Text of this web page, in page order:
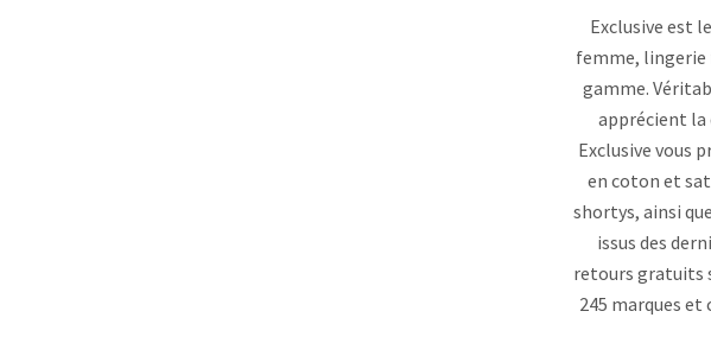
Exclusive est
femme, lingerie
gamme.
apprécient la
Exclusive vous
en coton et
shortys, ainsi
issus des
retours gratuits
245 marques